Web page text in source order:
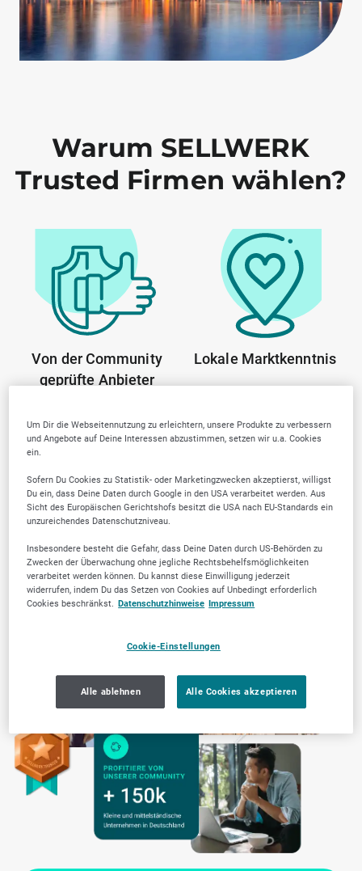
Warum SELLWERK
Trusted Firmen wählen?
Von der Community
geprüfte Anbieter
Lokale Marktkenntnis
Transparente Arbeitsweise
Um Dir die Webseitennutzung zu erleichtern, unsere Produkte zu verbessern
und Angebote auf Deine Interessen abzustimmen, setzen wir u.a. Cookies
ein.
Sofern Du Cookies zu Statistik- oder Marketingzwecken akzeptierst, willigst
Du ein, dass Deine Daten durch Google in den USA verarbeitet werden. Aus
Sicht des Europäischen Gerichtshofs besitzt die USA nach EU-Standards ein
unzureichendes Datenschutzniveau.
Insbesondere besteht die Gefahr, dass Deine Daten durch US-Behörden zu
Zwecken der Überwachung ohne jegliche Rechtsbehelfsmöglichkeiten
verarbeitet werden können. Du kannst diese Einwilligung jederzeit
widerrufen, indem Du das Setzen von Cookies auf Unbedingt erforderlich
Cookies beschränkst. Datenschutzhinweise Impressum
Cookie-Einstellungen
Alle ablehnen Alle Cookies akzeptieren